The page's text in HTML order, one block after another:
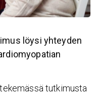
löysi yhteyden
tutkimusta